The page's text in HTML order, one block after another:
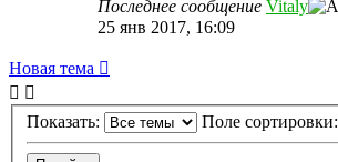
Последнее сообщение Vitaly
25 янв 2017, 16:09
Новая тема
Показать: Поле сортировки: